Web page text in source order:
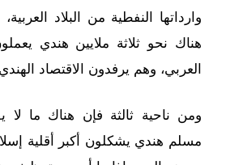
وارداتها النفطية من البلاد
هناك نحو ثلاثة ملايين هندي
العربي، وهم يرفدون الاقتصاد
مسلم هندي يشكلون أكبر أقلية